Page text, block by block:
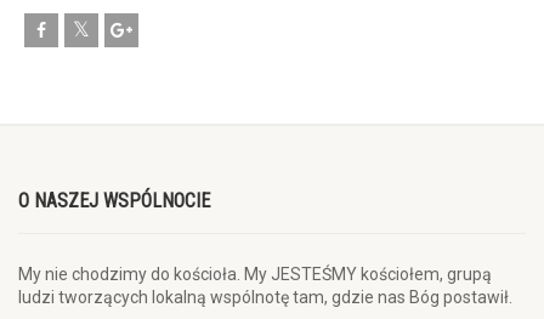
O NASZEJ WSPÓLNOCIE
My nie chodzimy do kościoła. My JESTEŚMY kościołem, grupą
ludzi tworzących lokalną wspólnotę tam, gdzie nas Bóg postawił.